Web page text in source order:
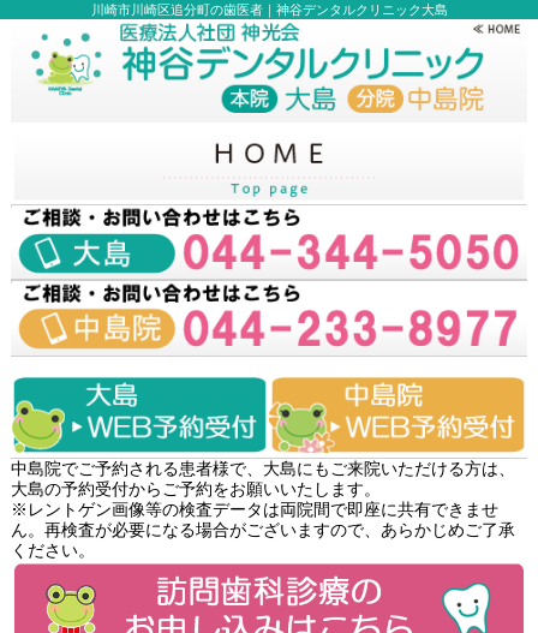
川崎市川崎区追分町の歯医者｜神谷デンタルクリニック大島
中島院でご予約される患者様で、大島にもご来院いただける方は、
大島の予約受付からご予約をお願いいたします。
※レントゲン画像等の検査データは両院間で即座に共有できませ
ん。再検査が必要になる場合がございますので、あらかじめご了承
ください。